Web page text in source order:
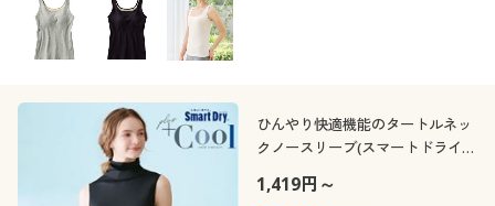
ひんやり快適機能のタートルネッ
クノースリーブ(スマートドライ®
1,419円～